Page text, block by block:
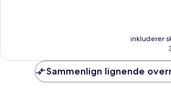
inkluderer
Sammenlign lignende